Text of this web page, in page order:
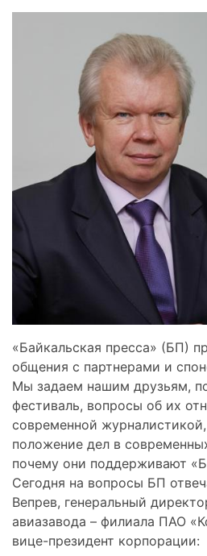
«Байкальская пресса» (БП)
общения с партнерами и
Мы задаем нашим друзьям,
фестиваль, вопросы об их
современной журналистикой,
положение дел в
почему они поддерживают
Сегодня на вопросы БП
Вепрев, генеральный
авиазавода – филиала ПАО
вице-президент корпорации: